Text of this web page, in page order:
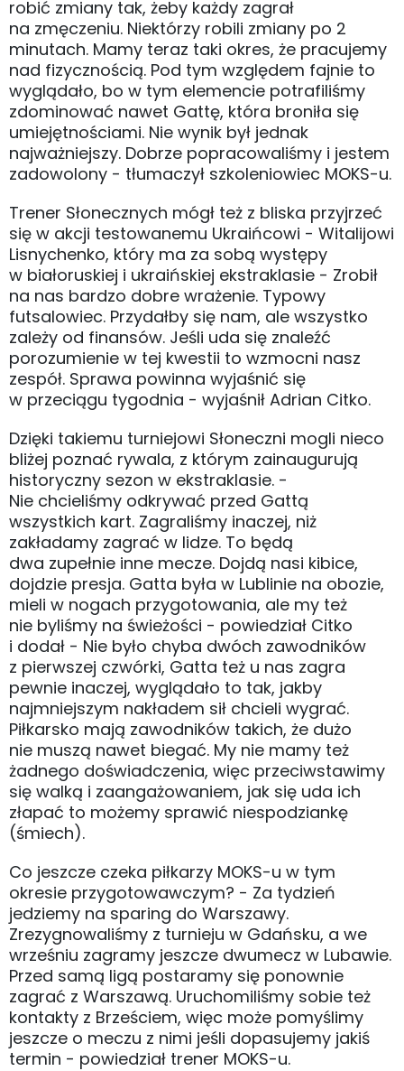
robić zmiany tak, żeby każdy zagrał
na zmęczeniu. Niektórzy robili zmiany po 2
minutach. Mamy teraz taki okres, że pracujemy
nad fizycznością. Pod tym względem fajnie to
wyglądało, bo w tym elemencie potrafiliśmy
zdominować nawet Gattę, która broniła się
umiejętnościami. Nie wynik był jednak
najważniejszy. Dobrze popracowaliśmy i jestem
zadowolony - tłumaczył szkoleniowiec MOKS-u.
Trener Słonecznych mógł też z bliska przyjrzeć
się w akcji testowanemu Ukraińcowi - Witalijowi
Lisnychenko, który ma za sobą występy
w białoruskiej i ukraińskiej ekstraklasie - Zrobił
na nas bardzo dobre wrażenie. Typowy
futsalowiec. Przydałby się nam, ale wszystko
zależy od finansów. Jeśli uda się znaleźć
porozumienie w tej kwestii to wzmocni nasz
zespół. Sprawa powinna wyjaśnić się
w przeciągu tygodnia - wyjaśnił Adrian Citko.
Dzięki takiemu turniejowi Słoneczni mogli nieco
bliżej poznać rywala, z którym zainaugurują
historyczny sezon w ekstraklasie. -
Nie chcieliśmy odkrywać przed Gattą
wszystkich kart. Zagraliśmy inaczej, niż
zakładamy zagrać w lidze. To będą
dwa zupełnie inne mecze. Dojdą nasi kibice,
dojdzie presja. Gatta była w Lublinie na obozie,
mieli w nogach przygotowania, ale my też
nie byliśmy na świeżości - powiedział Citko
i dodał - Nie było chyba dwóch zawodników
z pierwszej czwórki, Gatta też u nas zagra
pewnie inaczej, wyglądało to tak, jakby
najmniejszym nakładem sił chcieli wygrać.
Piłkarsko mają zawodników takich, że dużo
nie muszą nawet biegać. My nie mamy też
żadnego doświadczenia, więc przeciwstawimy
się walką i zaangażowaniem, jak się uda ich
złapać to możemy sprawić niespodziankę
(śmiech).
Co jeszcze czeka piłkarzy MOKS-u w tym
okresie przygotowawczym? - Za tydzień
jedziemy na sparing do Warszawy.
Zrezygnowaliśmy z turnieju w Gdańsku, a we
wrześniu zagramy jeszcze dwumecz w Lubawie.
Przed samą ligą postaramy się ponownie
zagrać z Warszawą. Uruchomiliśmy sobie też
kontakty z Brześciem, więc może pomyślimy
jeszcze o meczu z nimi jeśli dopasujemy jakiś
termin - powiedział trener MOKS-u.